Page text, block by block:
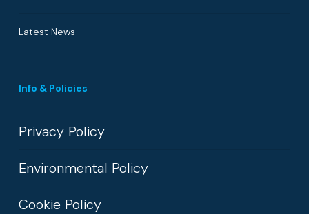
Latest News
Info & Policies
Privacy Policy
Environmental Policy
Cookie Policy